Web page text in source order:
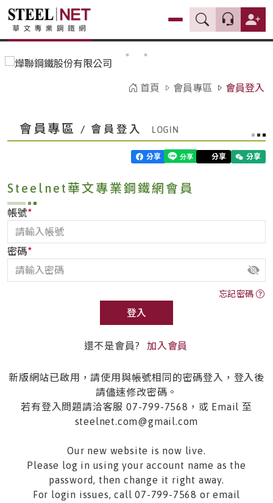
首頁 會員專區 會員登入
會員專區 / 會員登入
分享 分享 分享
Steelnet華文專業鋼鐵網會員
帳號*
密碼*
忘記密碼
登入
還不是會員? 加入會員
新版網站已啟用，請使用與帳號相同的密碼登入，登入後
請儘速修改密碼。
若有登入問題請洽客服 07-799-7568，或 Email 至
steelnet.com@gmail.com
Our new website is now live.
Please log in using your account name as the
password, then change it right away.
For login issues, call 07-799-7568 or email